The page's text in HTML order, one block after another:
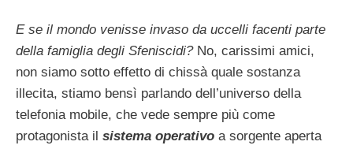
E se il mondo venisse invaso da uccelli facenti parte
della famiglia degli Sfeniscidi?No, carissimi amici,
non siamo sotto effetto di chissà quale sostanza
illecita, stiamo bensì parlando dell’universo della
telefonia mobile, che vede sempre più come
protagonista il sistema operativo a sorgente aperta